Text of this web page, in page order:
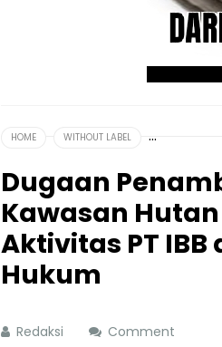
HOME WITHOUT LABEL
Dugaan
Kawasan Hutan
Aktivitas PT
Hukum
Redaksi Comment